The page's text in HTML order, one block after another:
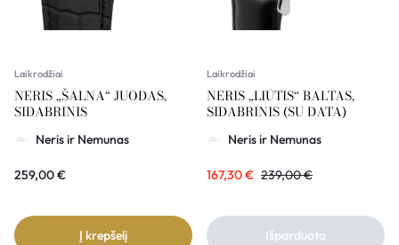
Laikrodžiai
NERIS „ŠALNA“ JUODAS,
SIDABRINIS
Neris ir Nemunas
259,00€
Į krepšelį
Laikrodžiai
NERIS „LIŪTIS“ BALTAS,
SIDABRINIS (SU DATA)
Neris ir Nemunas
167,30€ 239,00€
Išparduota